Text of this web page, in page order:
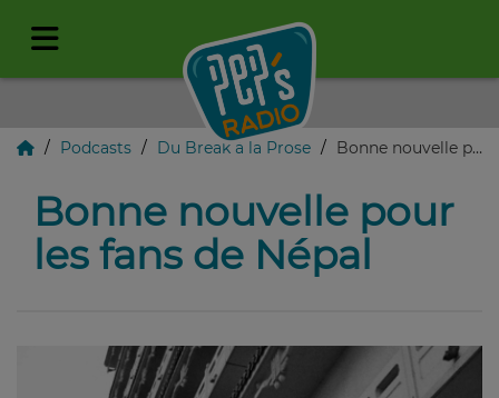
Podcasts Du Break à la Prose Bonne nouvelle pour les fans de Népal
Bonne nouvelle pour
les fans de Népal